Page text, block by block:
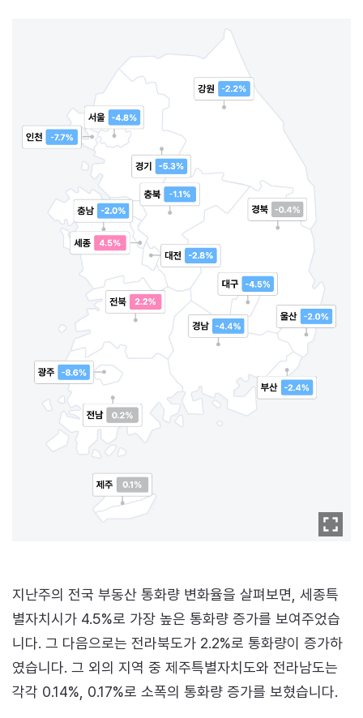
지난주의 전국 부동산 통화량 변화율을 살펴보면, 세종특
별자치시가 4.5%로 가장 높은 통화량 증가를 보여주었습
니다. 그 다음으로는 전라북도가 2.2%로 통화량이 증가하
였습니다. 그 외의 지역 중 제주특별자치도와 전라남도는
각각 0.14%, 0.17%로 소폭의 통화량 증가를 보혔습니다.